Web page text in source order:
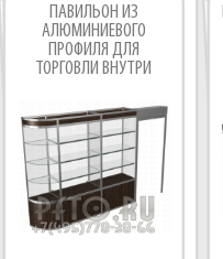
ПАВИЛЬОН ИЗ
АЛЮМИНИЕВОГО
ПРОФИЛЯ ДЛЯ
ТОРГОВЛИ ВНУТРИ